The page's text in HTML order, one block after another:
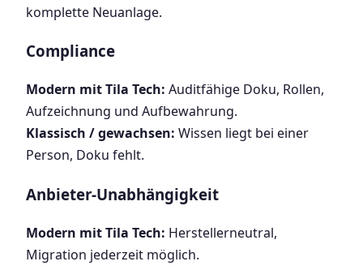
komplette Neuanlage.
Compliance
Modern mit Tila Tech: Auditfähige Doku, Rollen,
Aufzeichnung und Aufbewahrung.
Klassisch / gewachsen: Wissen liegt bei einer
Person, Doku fehlt.
Anbieter-Unabhängigkeit
Modern mit Tila Tech: Herstellerneutral,
Migration jederzeit möglich.